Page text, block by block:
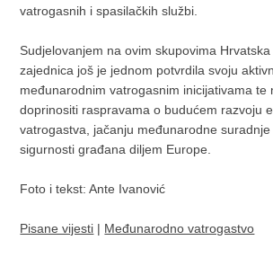
vatrogasnih i spasilačkih službi.
Sudjelovanjem na ovim skupovima
zajednica još je jednom potvrdila svoju
međunarodnim vatrogasnim inicijativama te
doprinositi raspravama o budućem razvoju
vatrogastva, jačanju međunarodne
sigurnosti građana diljem Europe.
Foto i tekst: Ante Ivanović
Pisane vijesti | Međunarodno vatrogastvo